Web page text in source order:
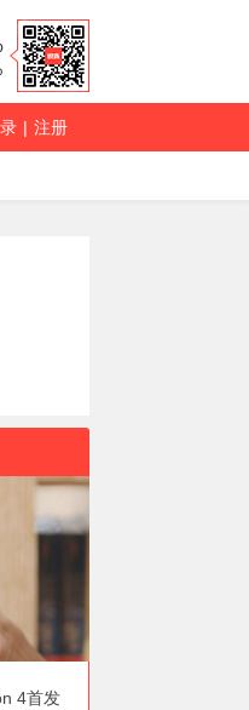
| 注册
4首发